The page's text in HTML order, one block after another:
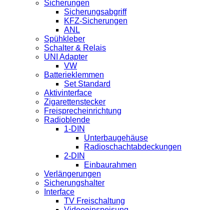
Sicherungen
Sicherungsabgriff
KFZ-Sicherungen
ANL
Spühkleber
Schalter & Relais
UNI Adapter
VW
Batterieklemmen
Set Standard
Aktivinterface
Zigarettenstecker
Freisprecheinrichtung
Radioblende
1-DIN
Unterbaugehäuse
Radioschachtabdeckungen
2-DIN
Einbaurahmen
Verlängerungen
Sicherungshalter
Interface
TV Freischaltung